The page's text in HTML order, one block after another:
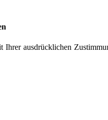
Ihrer ausdrücklichen